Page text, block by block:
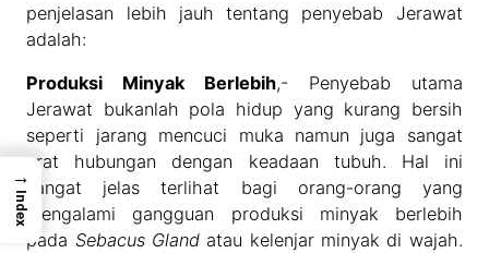
penjelasan lebih jauh tentang penyebab Jerawat
adalah:
Produksi Minyak Berlebih,- Penyebab utama
Jerawat bukanlah pola hidup yang kurang bersih
seperti jarang mencuci muka namun juga sangat
erat hubungan dengan keadaan tubuh. Hal ini
sangat jelas terlihat bagi orang-orang yang
mengalami gangguan produksi minyak berlebih
pada Sebacus Gland atau kelenjar minyak di wajah.
→
Index